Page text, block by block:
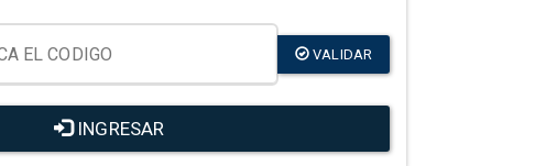
VALIDAR
INGRESAR